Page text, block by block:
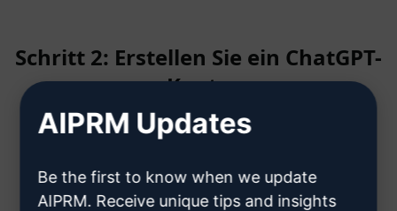
Schritt 2: Erstellen Sie ein ChatGPT-
Konto
ChatGPT-Konto erstellen können
AIPRM Updates
Be the first to know when we update
AIPRM. Receive unique tips and insights